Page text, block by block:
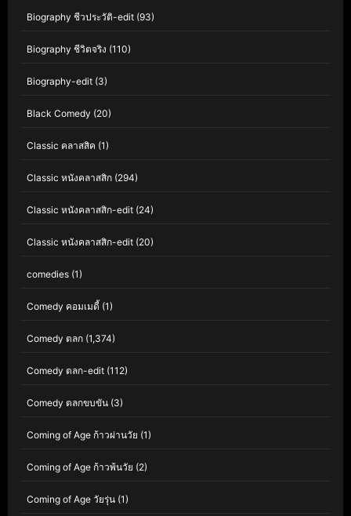
Biography ชีวประวัติ-edit (93)
Biography ชีวิตจริง (110)
Biography-edit (3)
Black Comedy (20)
Classic คลาสสิค (1)
Classic หนังคลาสสิก (294)
Classic หนังคลาสสิก-edit (24)
Classic หนังคลาสสิก-edit (20)
comedies (1)
Comedy คอมเมดี้ (1)
Comedy ตลก (1,374)
Comedy ตลก-edit (112)
Comedy ตลกขบขัน (3)
Coming of Age ก้าวผ่านวัย (1)
Coming of Age ก้าวพ้นวัย (2)
Coming of Age วัยรุ่น (1)